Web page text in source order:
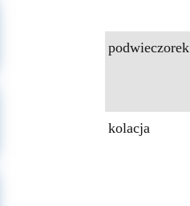
podwieczorek
kolacja